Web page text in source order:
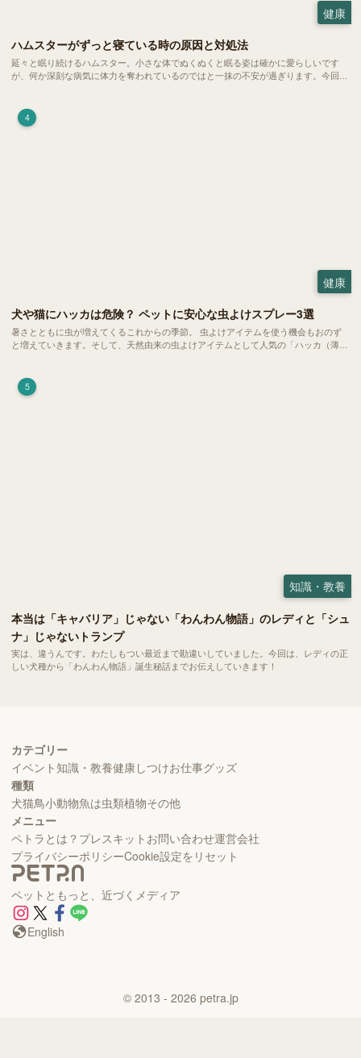
健康
ハムスターがずっと寝ている時の原因と対処法
延々と眠り続けるハムスター。小さな体でぬくぬくと眠る姿は確かに愛らしいです
が、何か深刻な病気に体力を奪われているのではと一抹の不安が過ぎります。今回
4
健康
犬や猫にハッカは危険？ ペットに安心な虫よけスプレー3選
暑さとともに虫が増えてくるこれからの季節。 虫よけアイテムを使う機会もおのず
と増えていきます。そして、天然由来の虫よけアイテムとして人気の「ハッカ（薄
5
知識・教養
本当は「キャバリア」じゃない「わんわん物語」のレディと「シュ
ナ」じゃないトランプ
実は、違うんです。わたしもつい最近まで勘違いしていました。今回は、レディの正
しい犬種から「わんわん物語」誕生秘話までお伝えしていきます！
カテゴリー
イベント知識・教養健康しつけお仕事グッズ
種類
犬猫鳥小動物魚は虫類植物その他
メニュー
ペトラとは？ プレスキット お問い合わせ運営会社
プライバシーポリシーCookie設定をリセット
ペットともっと、近づくメディア
English
© 2013 - 2026 petra.jp